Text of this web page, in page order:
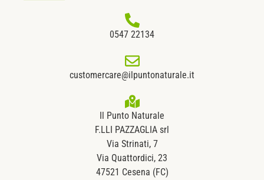
0547 22134
customercare@ilpuntonaturale.it
Il Punto Naturale
F.LLI PAZZAGLIA srl
Via Strinati, 7
Via Quattordici, 23
47521 Cesena (FC)